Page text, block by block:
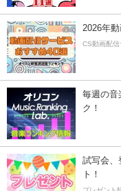
2026年
CS動画配
毎週の音
ク！
試写会、
ト！